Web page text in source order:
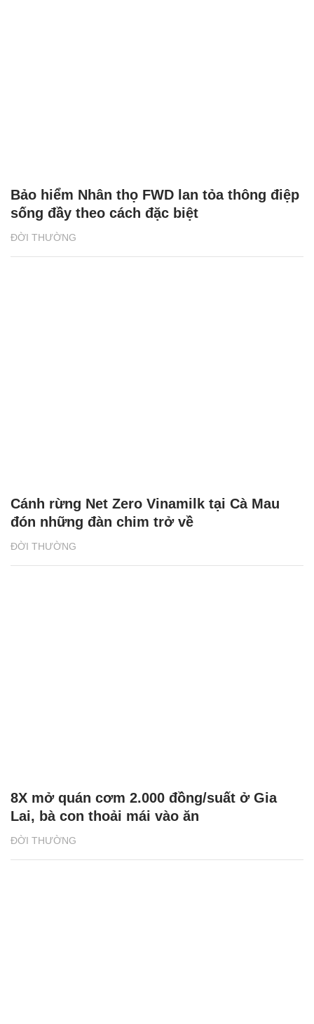
ĐỜI THƯỜNG
Bảo hiểm Nhân thọ FWD lan tỏa thông điệp
sống đầy theo cách đặc biệt
ĐỜI THƯỜNG
Cánh rừng Net Zero Vinamilk tại Cà Mau
đón những đàn chim trở về
ĐỜI THƯỜNG
8X mở quán cơm 2.000 đồng/suất ở Gia
Lai, bà con thoải mái vào ăn